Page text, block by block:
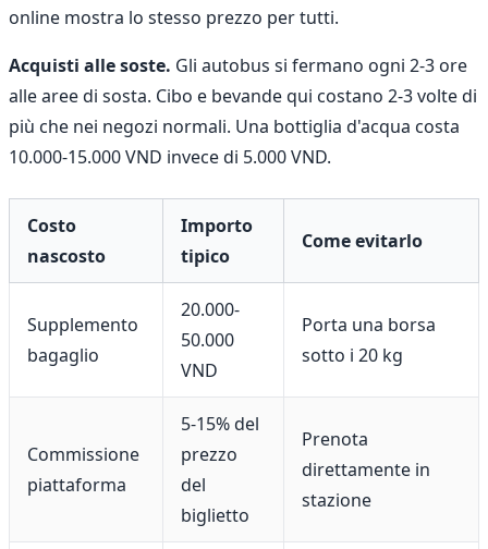
online mostra lo stesso prezzo per tutti.
Acquisti alle soste. Gli autobus si fermano ogni 2-3 ore
alle aree di sosta. Cibo e bevande qui costano 2-3 volte di
più che nei negozi normali. Una bottiglia d'acqua costa
10.000-15.000 VND invece di 5.000 VND.
Costo
nascosto
Importo
tipico
Come evitarlo
Supplemento
bagaglio
20.000-
50.000
VND
Porta una borsa
sotto i 20 kg
Commissione
piattaforma
5-15% del
prezzo
del
biglietto
Prenota
direttamente in
stazione